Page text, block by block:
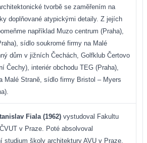
tvorbě se zaměřením na
doplňované atypickými detaily. Z jejích
například Muzo centrum (Praha),
sídlo soukromé firmy na Malé
dům v jižních Čechách, Golfklub Čertovo
Čechy), interiér obchodu TEG (Praha),
Malé Straně, sídlo firmy Bristol – Myers
Fiala (1962) vystudoval Fakultu
v Praze. Poté absolvoval
studium školy architektury AVU v Praze.